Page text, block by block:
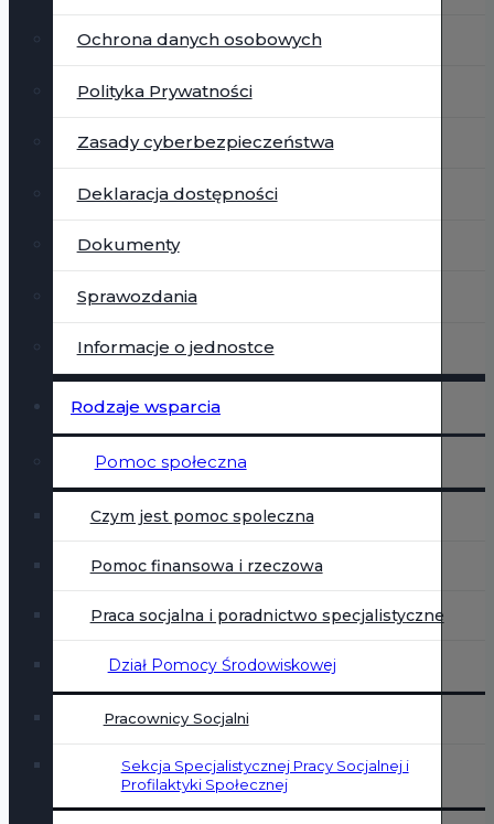
Ochrona danych osobowych
Polityka Prywatności
Zasady cyberbezpieczeństwa
Deklaracja dostępności
Dokumenty
Sprawozdania
Informacje o jednostce
Rodzaje wsparcia
Pomoc społeczna
Czym jest pomoc spoleczna
Pomoc finansowa i rzeczowa
Praca socjalna i poradnictwo specjalistyczne
Dział Pomocy Środowiskowej
Pracownicy Socjalni
Sekcja Specjalistycznej Pracy Socjalnej i
Profilaktyki Społecznej